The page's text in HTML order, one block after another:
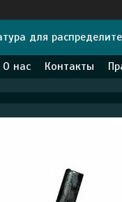
для
О нас Контакты